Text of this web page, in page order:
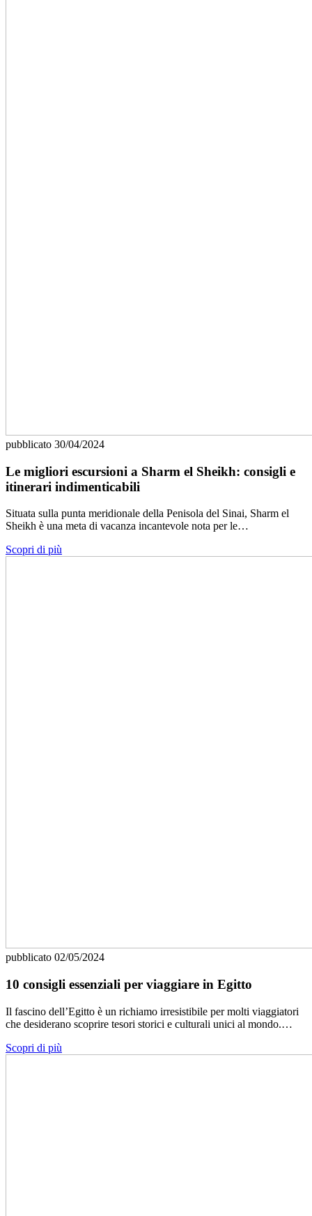
pubblicato 30/04/2024
Le migliori escursioni a Sharm el Sheikh: consigli e
itinerari indimenticabili
Situata sulla punta meridionale della Penisola del Sinai, Sharm el
Sheikh è una meta di vacanza incantevole nota per le…
Scopri di più
pubblicato 02/05/2024
10 consigli essenziali per viaggiare in Egitto
Il fascino dell’Egitto è un richiamo irresistibile per molti viaggiatori
che desiderano scoprire tesori storici e culturali unici al mondo.…
Scopri di più